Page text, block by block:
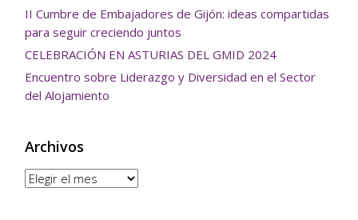
II Cumbre de Embajadores de Gijón: ideas compartidas
para seguir creciendo juntos
CELEBRACIÓN EN ASTURIAS DEL GMID 2024
Encuentro sobre Liderazgo y Diversidad en el Sector
del Alojamiento
Archivos
Archivos